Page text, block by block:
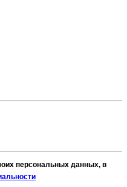
персональных данных, в